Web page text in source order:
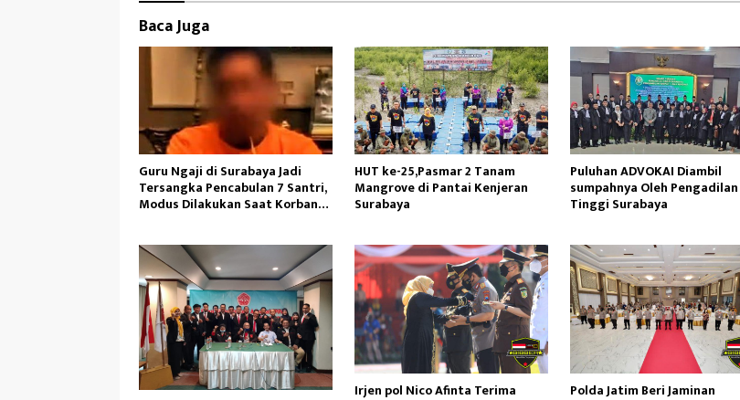
k o
n
Baca Juga
Guru Ngaji di Surabaya Jadi
Tersangka Pencabulan 7 Santri,
Modus Dilakukan Saat Korban
HUT ke-25,Pasmar 2 Tanam
Mangrove di Pantai Kenjeran
Surabaya
Puluhan ADVOKAI Diambil
sumpahnya Oleh Pengadilan
Tinggi Surabaya
Irjen pol Nico Afinta Terima Polda Jatim Beri Jaminan